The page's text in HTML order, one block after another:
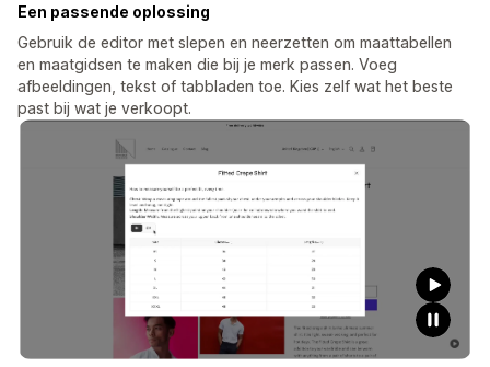
Een passende oplossing
Gebruik de editor met slepen en neerzetten om maattabellen
en maatgidsen te maken die bij je merk passen. Voeg
afbeeldingen, tekst of tabbladen toe. Kies zelf wat het beste
past bij wat je verkoopt.